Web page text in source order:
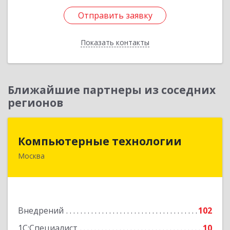
Отправить заявку
Показать контакты
Отправить заявку
Назад
Ближайшие партнеры из соседних
регионов
Компьютерные технологии
Москва
Внедрений
102
125466, Москва, Ландышевая ул, дом № 12,